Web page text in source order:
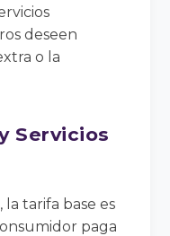
deseen
o la
Servicios
tarifa base es
paga